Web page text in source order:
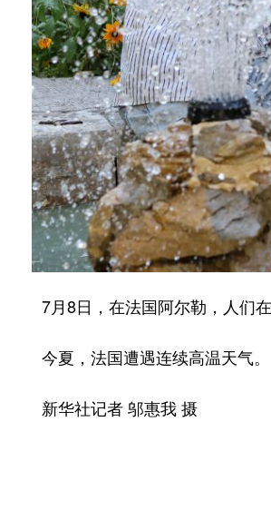
7月8日，在法国阿尔勒，人们在
今夏，法国遭遇连续高温天气。
新华社记者 邬惠我 摄